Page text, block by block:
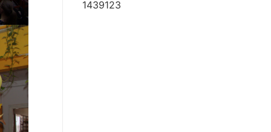
1439123